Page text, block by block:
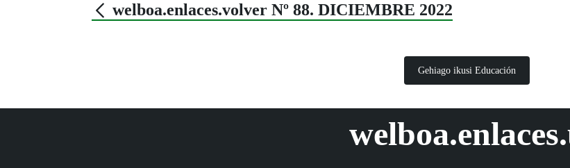
welboa.enlaces.volver Nº 88. DICIEMBRE 2022
Gehiago ikusi Educación